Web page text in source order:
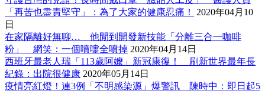
「再苦也盡責堅守」：為了大家的健康忍痛！
2020年04月10
日
在家隔離好無聊… 他閒到開發新技能「分離三合一咖啡
粉」 網笑：一個噴嚏全噴掉 2020年04月14日
西班牙最老人瑞「113歲阿嬤」新冠康復！ 刷新世界最年長
紀錄：出院很健康 2020年05月14日
疫情亮紅燈！連3例「不明感染源」爆警訊 陳時中：即日起5